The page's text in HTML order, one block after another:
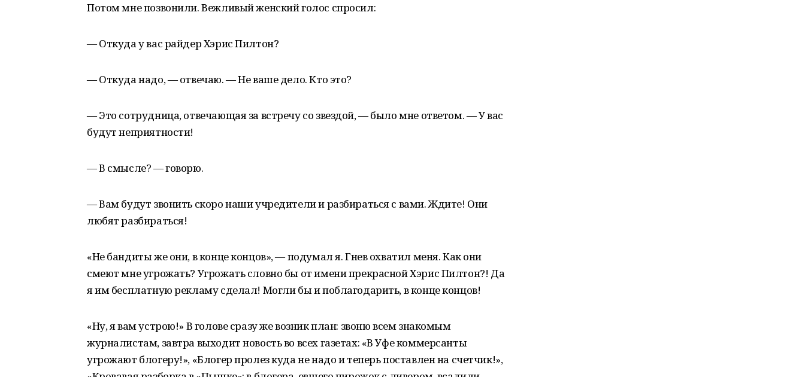
Потом мне позвонили. Вежливый женский голос спросил:
— Откуда у вас райдер Хэрис Пилтон?
— Откуда надо, — отвечаю. — Не ваше дело. Кто это?
— Это сотрудница, отвечающая за встречу со звездой, — было мне ответом. — У вас
будут неприятности!
— В смысле? — говорю.
— Вам будут звонить скоро наши учредители и разбираться с вами. Ждите! Они
любят разбираться!
«Не бандиты же они, в конце концов», — подумал я. Гнев охватил меня. Как они
смеют мне угрожать? Угрожать словно бы от имени прекрасной Хэрис Пилтон?! Да
я им бесплатную рекламу сделал! Могли бы и поблагодарить, в конце концов!
«Ну, я вам устрою!» В голове сразу же возник план: звоню всем знакомым
журналистам, завтра выходит новость во всех газетах: «В Уфе коммерсанты
угрожают блогеру!», «Блогер пролез куда не надо и теперь поставлен на счетчик!»,